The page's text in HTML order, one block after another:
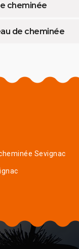
cheminée
de cheminée
Sevignac